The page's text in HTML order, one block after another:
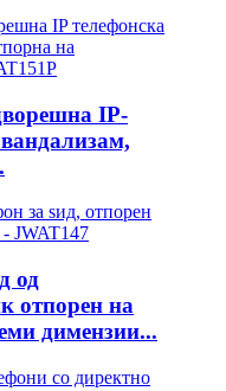
IP-
од
отпорен на
димензии...